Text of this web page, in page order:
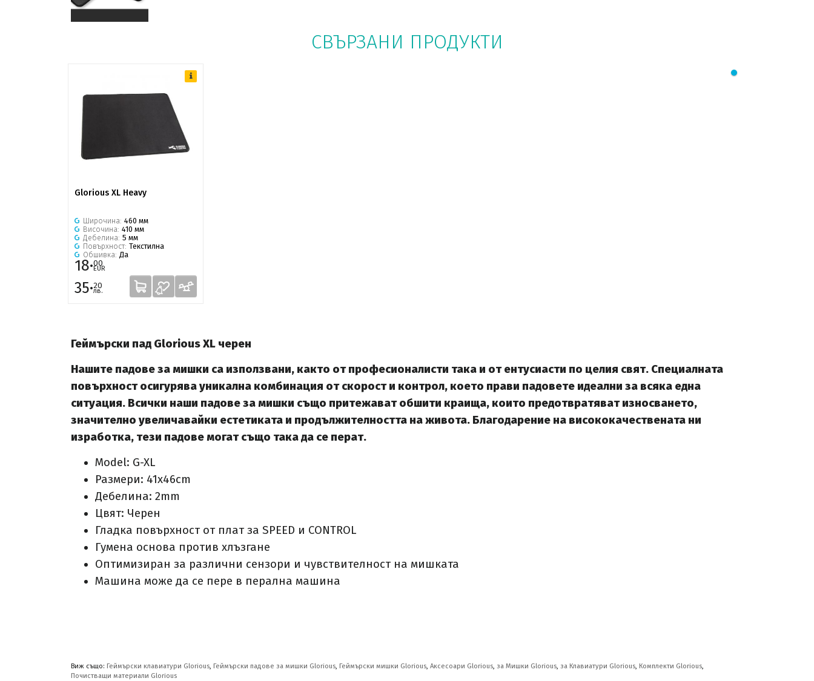
СВЪРЗАНИ ПРОДУКТИ
Glorious XL Heavy
Широчина: 460 мм
Височина: 410 мм
Дебелина: 5 мм
Повърхност: Текстилна
Обшивка: Да
18·00
EUR
35·20
лв.
Геймърски пад Glorious XL черен
Нашите падове за мишки са използвани, както от професионалисти така и от ентусиасти по целия свят. Специалната
повърхност осигурява уникална комбинация от скорост и контрол, което прави падовете идеални за всяка една
ситуация. Всички наши падове за мишки също притежават обшити краища, които предотвратяват износването,
значително увеличавайки естетиката и продължителността на живота. Благодарение на висококачествената ни
изработка, тези падове могат също така да се перат.
Model: G-XL
Размери: 41x46cm
Дебелина: 2mm
Цвят: Черен
Гладка повърхност от плат за SPEED и CONTROL
Гумена основа против хлъзгане
Оптимизиран за различни сензори и чувствителност на мишката
Машина може да се пере в перална машина
Виж също: Геймърски клавиатури Glorious, Геймърски падове за мишки Glorious, Геймърски мишки Glorious, Аксесоари Glorious, за Мишки Glorious, за Клавиатури Glorious, Комплекти Glorious,
Почистващи материали Glorious